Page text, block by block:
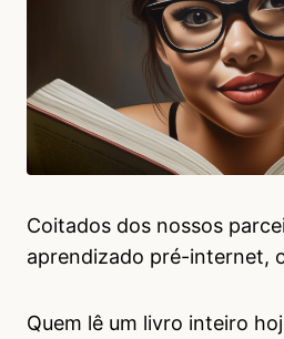
Coitados dos nossos
aprendizado pré-internet,
Quem lê um livro inteiro